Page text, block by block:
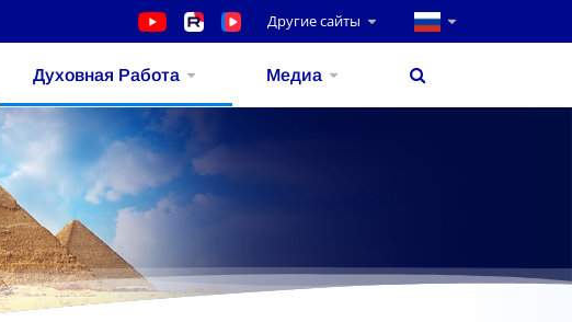
Другие сайты
Духовная Работа Медиа